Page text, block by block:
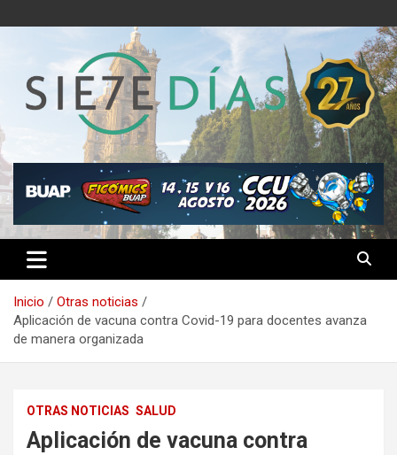
al
Semanario 7 Días
Inicio
Otras noticias
Aplicación de vacuna contra Covid-19 para docentes avanza
de manera organizada
OTRAS NOTICIAS SALUD
Aplicación de vacuna contra